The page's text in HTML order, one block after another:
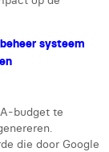
systeem
budget te
die door Google